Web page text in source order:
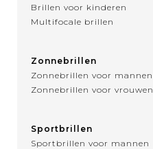
Brillen voor kinderen
Multifocale brillen
Zonnebrillen
Zonnebrillen voor mannen
Zonnebrillen voor vrouwen
Sportbrillen
Sportbrillen voor mannen